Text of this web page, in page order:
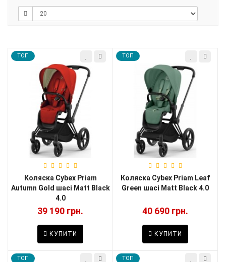
TOП
Коляска Cybex Priam
Autumn Gold шасі Matt Black
4.0
39 190 грн.
КУПИТИ
TOП
Коляска Cybex Priam Leaf
Green шасі Matt Black 4.0
40 690 грн.
КУПИТИ
TOП TOП